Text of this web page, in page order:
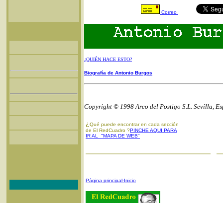
Correo
¿QUIÉN HACE ESTO?
Biografía de Antonio Burgos
Copyright © 1998 Arco del Postigo S.L. Sevilla,
¿ Qué puede encontrar en cada sección
de El RedCuadro ?PINCHE AQUI PARA
IR AL "MAPA DE WEB"
Página principal-Inicio